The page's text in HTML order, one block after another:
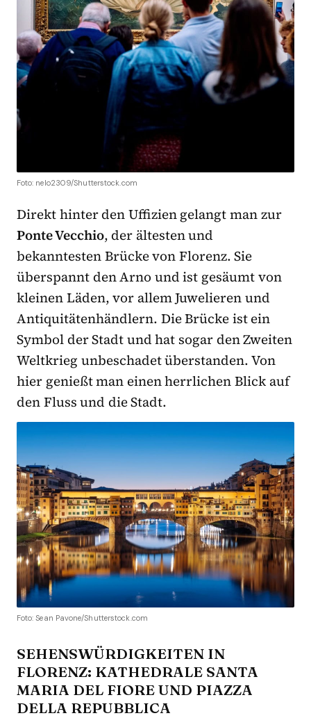
Foto: nelo2309/Shutterstock.com
Direkt hinter den Uffizien gelangt man zur
Ponte Vecchio, der ältesten und
bekanntesten Brücke von Florenz. Sie
überspannt den Arno und ist gesäumt von
kleinen Läden, vor allem Juwelieren und
Antiquitätenhändlern. Die Brücke ist ein
Symbol der Stadt und hat sogar den Zweiten
Weltkrieg unbeschadet überstanden. Von
hier genießt man einen herrlichen Blick auf
den Fluss und die Stadt.
Foto: Sean Pavone/Shutterstock.com
SEHENSWÜRDIGKEITEN IN
FLORENZ: KATHEDRALE SANTA
MARIA DEL FIORE UND PIAZZA
DELLA REPUBBLICA